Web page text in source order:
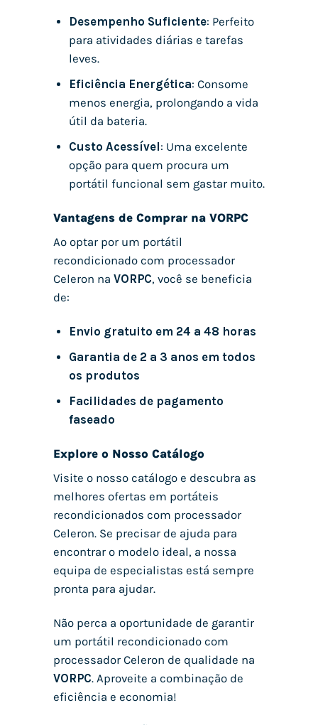
Desempenho Suficiente: Perfeito
para atividades diárias e tarefas
leves.
Eficiência Energética: Consome
menos energia, prolongando a vida
útil da bateria.
Custo Acessível: Uma excelente
opção para quem procura um
portátil funcional sem gastar muito.
Vantagens de Comprar na VORPC
Ao optar por um portátil
recondicionado com processador
Celeron na VORPC, você se beneficia
de:
Envio gratuito em 24 a 48 horas
Garantia de 2 a 3 anos em todos
os produtos
Facilidades de pagamento
faseado
Explore o Nosso Catálogo
Visite o nosso catálogo e descubra as
melhores ofertas em portáteis
recondicionados com processador
Celeron. Se precisar de ajuda para
encontrar o modelo ideal, a nossa
equipa de especialistas está sempre
pronta para ajudar.
Não perca a oportunidade de garantir
um portátil recondicionado com
processador Celeron de qualidade na
VORPC. Aproveite a combinação de
eficiência e economia!